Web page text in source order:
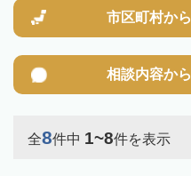
市区町村から
相談内容から
全8件中 1~8件を表示